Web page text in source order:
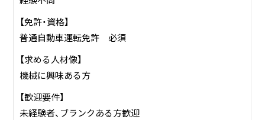
【免許・資格】
普通自動車運転免許 必須
【求める人材像】
機械に興味ある方
【歓迎要件】
未経験者、ブランクある方歓迎